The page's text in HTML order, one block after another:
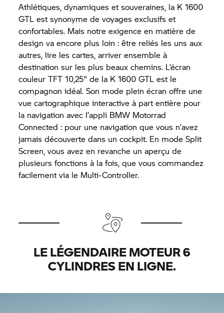
Athlétiques, dynamiques et souveraines, la K 1600
GTL est synonyme de voyages exclusifs et
confortables. Mais notre exigence en matière de
design va encore plus loin : être reliés les uns aux
autres, lire les cartes, arriver ensemble à
destination sur les plus beaux chemins. L’écran
couleur TFT 10,25" de la K 1600 GTL est le
compagnon idéal. Son mode plein écran offre une
vue cartographique interactive à part entière pour
la navigation avec l’appli BMW Motorrad
Connected : pour une navigation que vous n’avez
jamais découverte dans un cockpit. En mode Split
Screen, vous avez en revanche un aperçu de
plusieurs fonctions à la fois, que vous commandez
facilement via le Multi-Controller.
LE LÉGENDAIRE MOTEUR 6
CYLINDRES EN LIGNE.